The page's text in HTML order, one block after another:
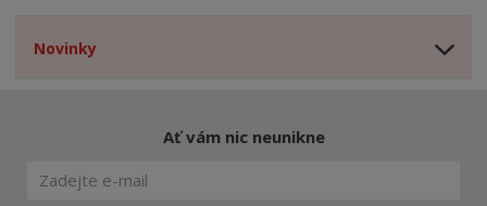
Novinky
Ať vám nic neunikne